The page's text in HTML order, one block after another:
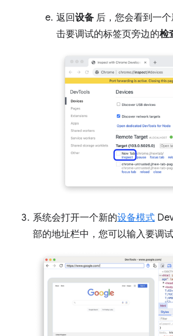
返回设备 后，您会看到一
击要调试的标签页旁边的检
系统会打开一个新的设备模式
部的地址栏中，您可以输入要调试